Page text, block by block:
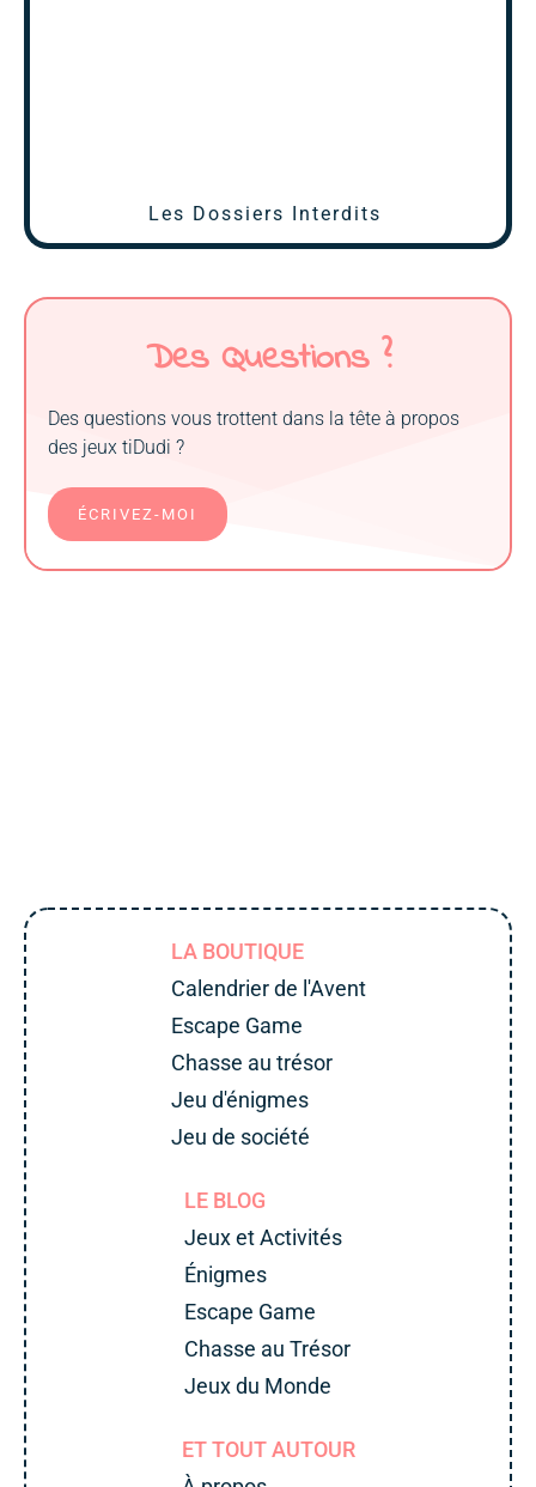
Les Dossiers Interdits
Des Questions ?
Des questions vous trottent dans la tête à propos
des jeux tiDudi ?
ÉCRIVEZ-MOI
LA BOUTIQUE
Calendrier de l'Avent
Escape Game
Chasse au trésor
Jeu d'énigmes
Jeu de société
LE BLOG
Jeux et Activités
Énigmes
Escape Game
Chasse au Trésor
Jeux du Monde
ET TOUT AUTOUR